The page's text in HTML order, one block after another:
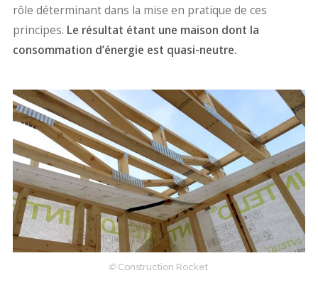
rôle déterminant dans la mise en pratique de ces
principes. Le résultat étant une maison dont la
consommation d’énergie est quasi-neutre.
© Construction Rocket